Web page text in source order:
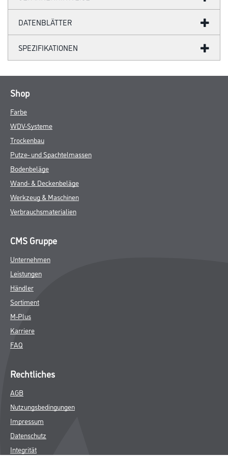
DATENBLÄTTER
SPEZIFIKATIONEN
Shop
Farbe
WDV-Systeme
Trockenbau
Putze- und Spachtelmassen
Bodenbeläge
Wand- & Deckenbeläge
Werkzeug & Maschinen
Verbrauchsmaterialien
CMS Gruppe
Unternehmen
Leistungen
Händler
Sortiment
M-Plus
Karriere
FAQ
Rechtliches
AGB
Nutzungsbedingungen
Impressum
Datenschutz
Integrität